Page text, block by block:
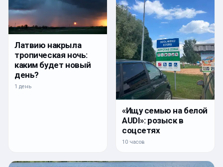
Латвию накрыла
тропическая ночь:
каким будет новый
день?
1 день
«Ищу семью на белой
AUDI»: розыск в
соцсетях
10 часов